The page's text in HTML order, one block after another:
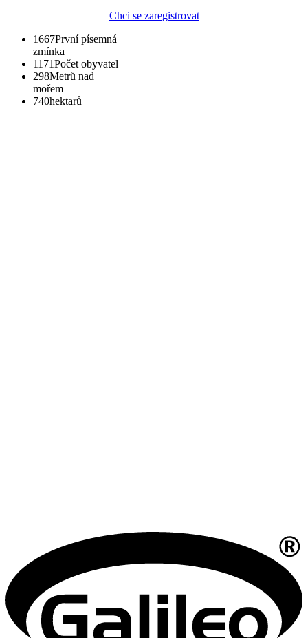
Chci se zaregistrovat
1667První písemná
zmínka
1171Počet obyvatel
298Metrů nad
mořem
740hektarů